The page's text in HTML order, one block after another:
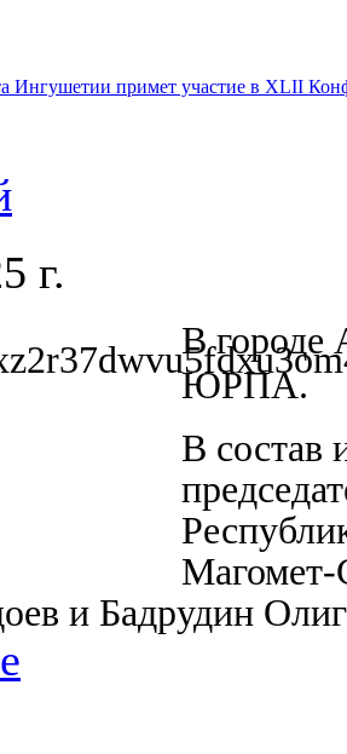
Ингушетии примет участие в XLII
г.
В городе
ЮРПА.
В состав
и Бадрудин